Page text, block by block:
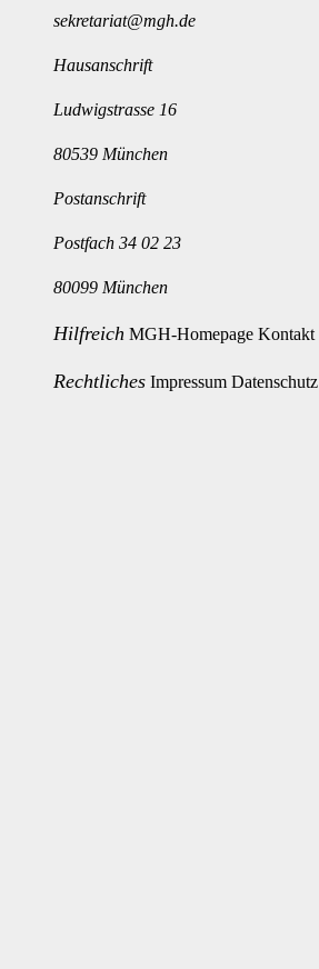
sekretariat@mgh.de
Hausanschrift
Ludwigstrasse 16
80539 München
Postanschrift
Postfach 34 02 23
80099 München
Hilfreich MGH-Homepage Kontakt
Rechtliches Impressum Datenschutz